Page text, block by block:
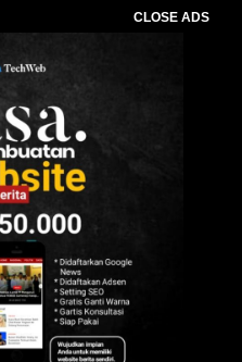
CLOSE ADS